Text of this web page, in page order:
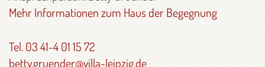
Mehr Informationen zum Haus der Begegnung
Tel. 03 41-4 01 15 72
betty.gruender@villa-leipzig.de